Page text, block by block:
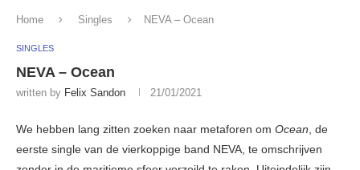
Home Singles NEVA – Ocean
SINGLES
NEVA – Ocean
written by Felix Sandon 21/01/2021
We hebben lang zitten zoeken naar metaforen om Ocean, de
eerste single van de vierkoppige band NEVA, te omschrijven